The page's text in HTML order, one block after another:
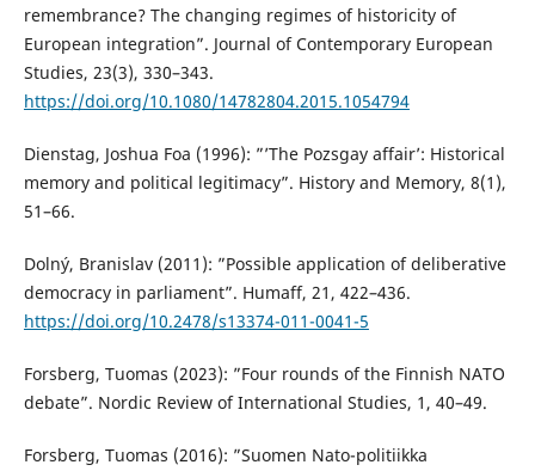
remembrance? The changing regimes of historicity of
European integration”. Journal of Contemporary European
Studies, 23(3), 330–343.
https://doi.org/10.1080/14782804.2015.1054794
Dienstag, Joshua Foa (1996): ”’The Pozsgay affair’: Historical
memory and political legitimacy”. History and Memory, 8(1),
51–66.
Dolný, Branislav (2011): ”Possible application of deliberative
democracy in parliament”. Humaff, 21, 422–436.
https://doi.org/10.2478/s13374-011-0041-5
Forsberg, Tuomas (2023): ”Four rounds of the Finnish NATO
debate”. Nordic Review of International Studies, 1, 40–49.
Forsberg, Tuomas (2016): ”Suomen Nato-politiikka